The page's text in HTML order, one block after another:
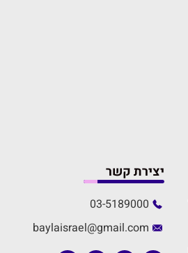
יצירת קשר
03-5189000
baylaisrael@gmail.com